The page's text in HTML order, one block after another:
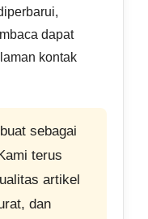
dapat
kontak
sebagai
terus
artikel
dan